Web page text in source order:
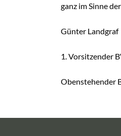
ganz im Sinne
Günter Landgraf
1. Vorsitzender
Obenstehender